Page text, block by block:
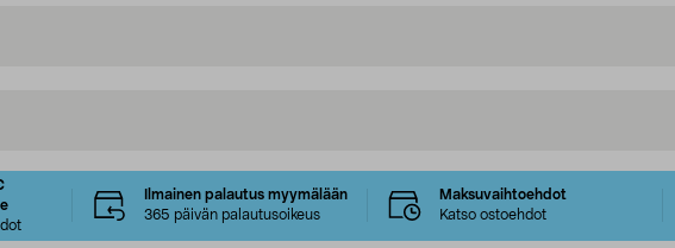
Ilmainen palautus myymälään
365 päivän palautusoikeus
Maksuvaihtoehdot
Katso ostoehdot